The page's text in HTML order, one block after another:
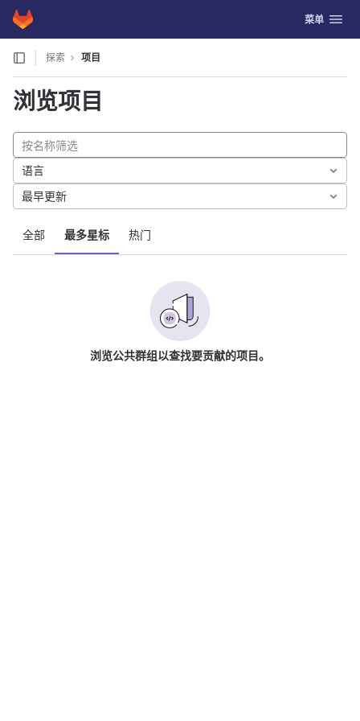
Skip to content
GitLab 切换导航
菜单
探索 项目
浏览项目
全部 最多星标 热门
语言
最早更新
浏览公共群组以查找要贡献的项目。